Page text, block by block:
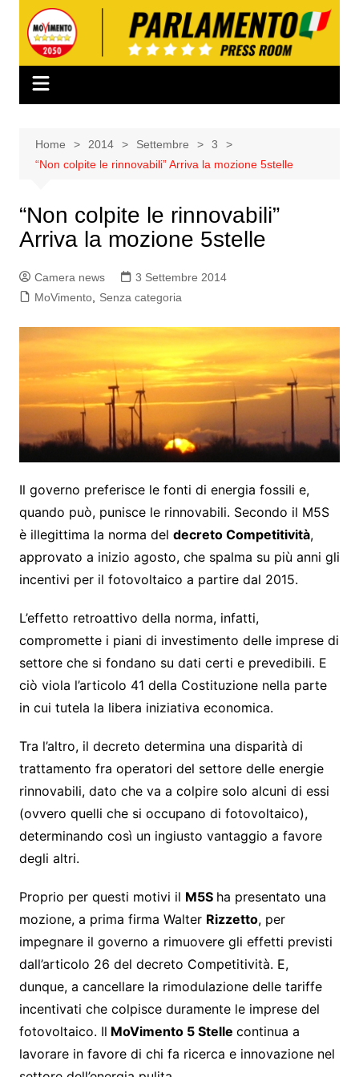
contenuto
Home 2014 Settembre
3
“Non colpite le rinnovabili” Arriva la mozione 5stelle
“Non colpite le rinnovabili”
Arriva la mozione 5stelle
Camera news
3 Settembre 2014
MoVimento, Senza categoria
Il governo preferisce le fonti di energia fossili e,
quando può, punisce le rinnovabili. Secondo il M5S
è illegittima la norma del decreto Competitività,
approvato a inizio agosto, che spalma su più anni gli
incentivi per il fotovoltaico a partire dal 2015.
L’effetto retroattivo della norma, infatti,
compromette i piani di investimento delle imprese di
settore che si fondano su dati certi e prevedibili. E
ciò viola l’articolo 41 della Costituzione nella parte
in cui tutela la libera iniziativa economica.
Tra l’altro, il decreto determina una disparità di
trattamento fra operatori del settore delle energie
rinnovabili, dato che va a colpire solo alcuni di essi
(ovvero quelli che si occupano di fotovoltaico),
determinando così un ingiusto vantaggio a favore
degli altri.
Proprio per questi motivi il M5S ha presentato una
mozione, a prima firma Walter Rizzetto, per
impegnare il governo a rimuovere gli effetti previsti
dall’articolo 26 del decreto Competitività. E,
dunque, a cancellare la rimodulazione delle tariffe
incentivati che colpisce duramente le imprese del
fotovoltaico. Il MoVimento 5 Stelle continua a
lavorare in favore di chi fa ricerca e innovazione nel